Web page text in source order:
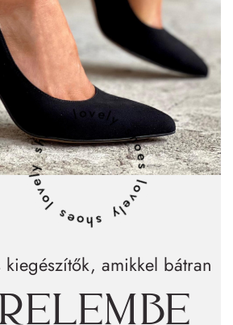
lovely shoes lovely shoes
amikkel bátran